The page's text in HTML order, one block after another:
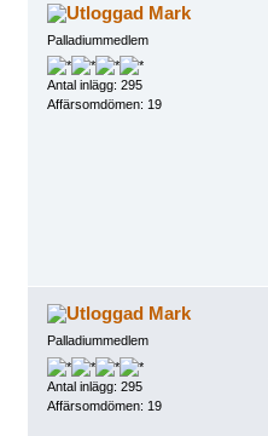
Mark
Palladiummedlem
Antal inlägg: 295
Affärsomdömen: 19
Mark
Palladiummedlem
Antal inlägg: 295
Affärsomdömen: 19